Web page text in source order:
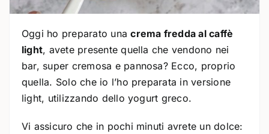
Oggi ho preparato unacrema fredda al caffè
light, avete presente quella che vendono nei
bar, super cremosa e pannosa? Ecco, proprio
quella. Solo che io l’ho preparata in versione
light, utilizzando dello yogurt greco.
Vi assicuro che in pochi minuti avrete un dolce: